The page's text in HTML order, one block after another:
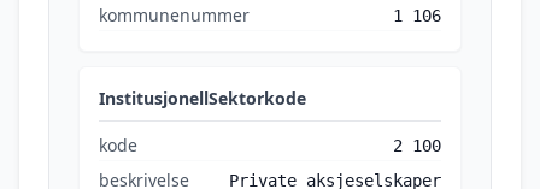
kommunenummer 1 106
InstitusjonellSektorkode
kode 2 100
beskrivelse
Private aksjeselskaper